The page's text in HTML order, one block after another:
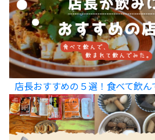
店長おすすめの５選！食べて飲ん